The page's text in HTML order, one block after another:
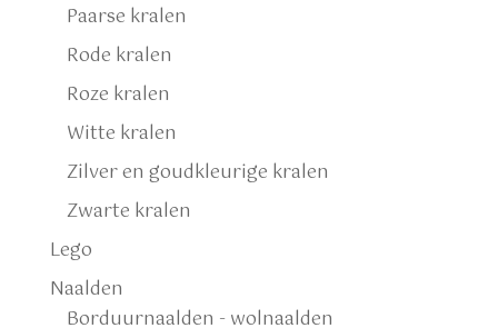
Paarse kralen
Rode kralen
Roze kralen
Witte kralen
Zilver en goudkleurige kralen
Zwarte kralen
Lego
Naalden
Borduurnaalden - wolnaalden